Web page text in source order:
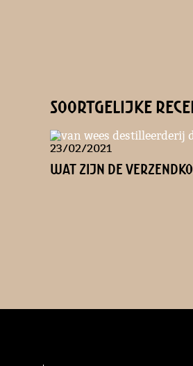
soortgelijke
23/02/2021
Wat zijn de